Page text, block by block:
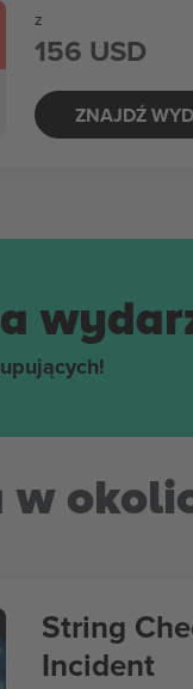
z
156 USD
ZNAJDŹ
w
String
Incident